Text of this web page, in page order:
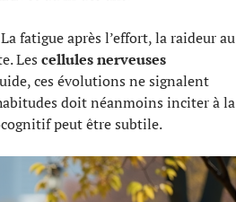
fatigue après l’effort, la raideur au
Les cellules nerveuses
ces évolutions ne signalent
doit néanmoins inciter à la
peut être subtile.